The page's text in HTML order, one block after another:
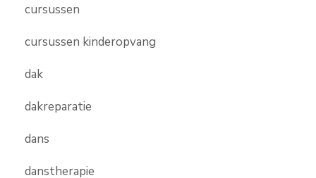
cursussen
cursussen kinderopvang
dak
dakreparatie
dans
danstherapie